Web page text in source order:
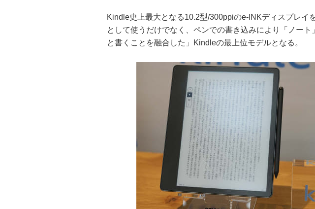
Kindle史上最大となる10.2型/300ppiのe-INKディスプレイ
として使うだけでなく、ペンでの書き込みにより「ノート
と書くことを融合した」Kindleの最上位モデルとなる。